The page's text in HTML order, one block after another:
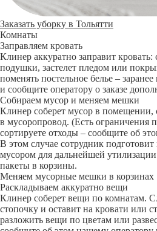
Заказать уборку в Тольятти
Комнаты
Заправляем кровать
Клинер аккуратно заправит кровать:
подушки, застелет пледом или
поменять постельное белье –
и сообщите оператору о заказе
Собираем мусор и меняем мешки
Клинер соберет мусор в
в мусоропровод. (Есть ограничения
сортируете отходы – сообщите об
В этом случае сотрудник
мусором для дальнейшей
пакеты в корзины.
Меняем мусорные мешки в корзинах
Раскладываем аккуратно вещи
Клинер соберет вещи по комнатам.
стопочку и оставит на кровати или
разложить вещи по цветам или